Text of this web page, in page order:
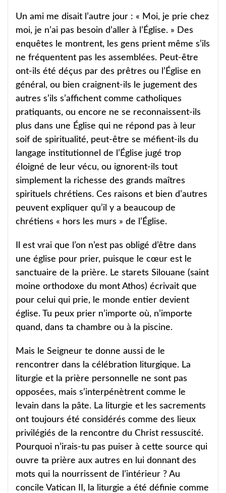
Un ami me disait l’autre jour : « Moi, je prie chez
moi, je n’ai pas besoin d’aller à l’Église. » Des
enquêtes le montrent, les gens prient même s’ils
ne fréquentent pas les assemblées. Peut-être
ont-ils été déçus par des prêtres ou l’Église en
général, ou bien craignent-ils le jugement des
autres s’ils s’affichent comme catholiques
pratiquants, ou encore ne se reconnaissent-ils
plus dans une Église qui ne répond pas à leur
soif de spiritualité, peut-être se méfient-ils du
langage institutionnel de l’Église jugé trop
éloigné de leur vécu, ou ignorent-ils tout
simplement la richesse des grands maîtres
spirituels chrétiens. Ces raisons et bien d’autres
peuvent expliquer qu’il y a beaucoup de
chrétiens « hors les murs » de l’Église.
Il est vrai que l’on n’est pas obligé d’être dans
une église pour prier, puisque le cœur est le
sanctuaire de la prière. Le starets Silouane (saint
moine orthodoxe du mont Athos) écrivait que
pour celui qui prie, le monde entier devient
église. Tu peux prier n’importe où, n’importe
quand, dans ta chambre ou à la piscine.
Mais le Seigneur te donne aussi de le
rencontrer dans la célébration liturgique. La
liturgie et la prière personnelle ne sont pas
opposées, mais s’interpénètrent comme le
levain dans la pâte. La liturgie et les sacrements
ont toujours été considérés comme des lieux
privilégiés de la rencontre du Christ ressuscité.
Pourquoi n’irais-tu pas puiser à cette source qui
ouvre ta prière aux autres en lui donnant des
mots qui la nourrissent de l’intérieur ? Au
concile Vatican II, la liturgie a été définie comme